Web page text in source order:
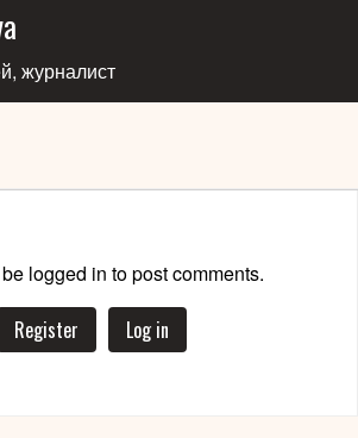
журналист
logged in to post comments.
Register Log in